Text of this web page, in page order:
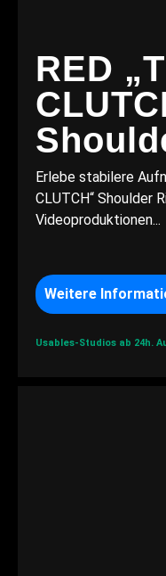
RED
Erlebe stabilere
CLUTCH“ Shoulder
Videoproduktionen...
Weitere
Usables-Studios ab 24h.